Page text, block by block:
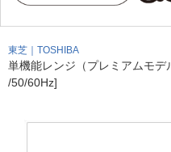
東芝｜TOSHIBA
単機能レンジ（プレミアムモデ
/50/60Hz]